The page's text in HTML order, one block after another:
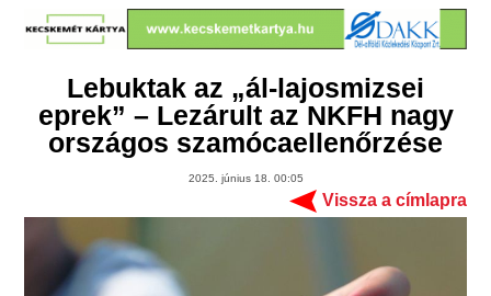
Lebuktak az „ál-lajosmizsei
eprek” – Lezárult az NKFH nagy
országos szamócaellenőrzése
2025. június 18. 00:05
Vissza a címlapra